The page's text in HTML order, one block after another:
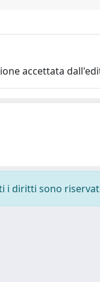
accettata
diritti sono